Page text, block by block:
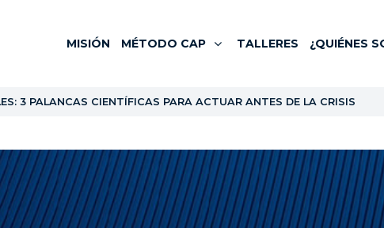
MISIÓN MÉTODO CAP TALLERES ¿QUIÉNES
3 PALANCAS CIENTÍFICAS PARA ACTUAR ANTES DE LA CRISIS